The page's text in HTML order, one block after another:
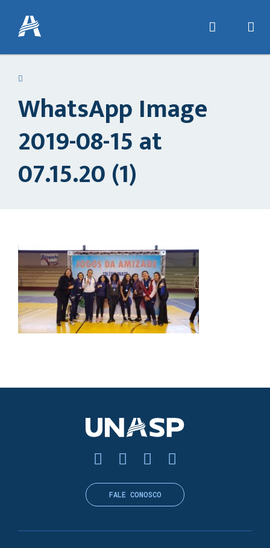
WhatsApp Image
2019-08-15 at
07.15.20 (1)
FALE CONOSCO